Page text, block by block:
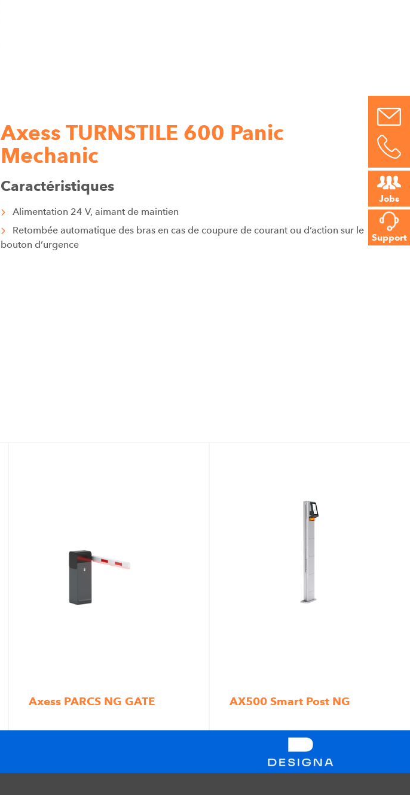
Jobs
Support
Axess TURNSTILE 600 Panic
Mechanic
Caractéristiques
Alimentation 24 V, aimant de maintien
Retombée automatique des bras en cas de coupure de courant ou d’action sur le
bouton d’urgence
Axess PARCS NG GATE AX500 Smart Post NG